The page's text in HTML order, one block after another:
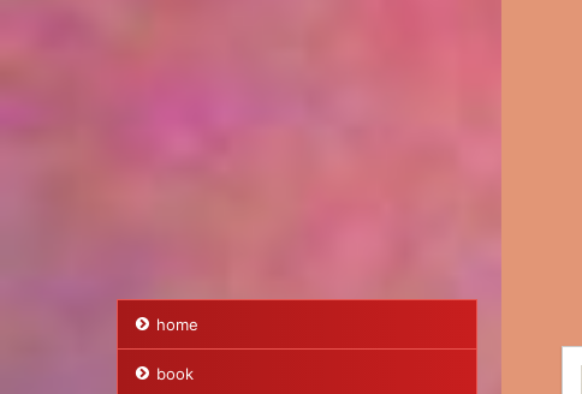
home
book